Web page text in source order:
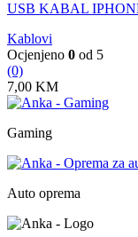
USB KABAL
Kablovi
Ocjenjeno 0 od 5
(0)
7,00 KM
Gaming
Auto oprema